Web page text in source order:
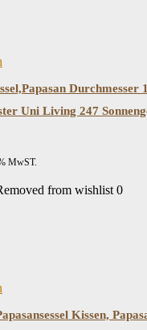
Durchmesser
Uni Living 247
MwST.
from wishlist 0
Kissen,